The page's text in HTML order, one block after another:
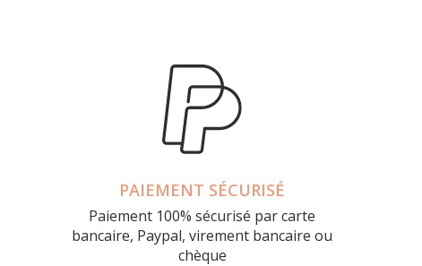
PAIEMENT SÉCURISÉ
Paiement 100% sécurisé par carte
bancaire, Paypal, virement bancaire ou
chèque